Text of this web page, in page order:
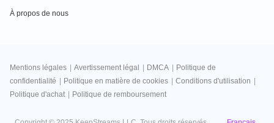
À propos de nous
Mentions légales Avertissement légal DMCA
Politique de
confidentialité
Politique en matière de cookies Conditions d'utilisation
Politique d'achat
Politique de remboursement